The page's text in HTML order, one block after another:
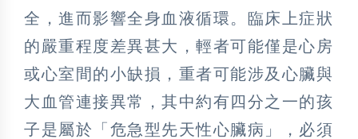
全，進而影響全身血液循環。臨床上症狀
的嚴重程度差異甚大，輕者可能僅是心房
或心室間的小缺損，重者可能涉及心臟與
大血管連接異常，其中約有四分之一的孩
子是屬於「危急型先天性心臟病」，必須